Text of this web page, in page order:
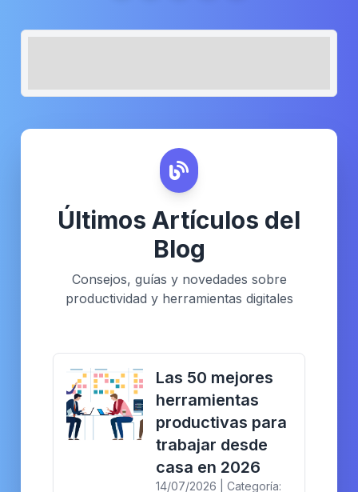
Últimos Artículos del
Blog
Consejos, guías y novedades sobre
productividad y herramientas digitales
Las 50 mejores
herramientas
productivas para
trabajar desde
casa en 2026
14/07/2026 | Categoría: